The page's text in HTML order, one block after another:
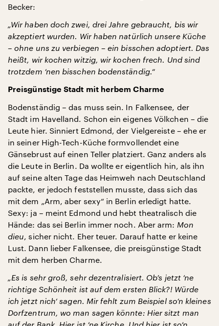
Becker:
„Wir haben doch zwei, drei Jahre gebraucht, bis wir
akzeptiert wurden. Wir haben natürlich unsere Küche
– ohne uns zu verbiegen – ein bisschen adoptiert. Das
heißt, wir kochen witzig, wir kochen frech. Und sind
trotzdem ‘nen bisschen bodenständig.“
Preisgünstige Stadt mit herbem Charme
Bodenständig – das muss sein. In Falkensee, der
Stadt im Havelland. Schon ein eigenes Völkchen – die
Leute hier. Sinniert Edmond, der Vielgereiste – ehe er
in seiner High-Tech-Küche formvollendet eine
Gänsebrust auf einen Teller platziert. Ganz anders als
die Leute in Berlin. Da wollte er eigentlich hin, als ihn
auf seine alten Tage das Heimweh nach Deutschland
packte, er jedoch feststellen musste, dass sich das
mit dem „Arm, aber sexy“ in Berlin erledigt hatte.
Sexy: ja – meint Edmond und hebt theatralisch die
Hände: das sei Berlin immer noch. Aber arm: Mon
dieu, sicher nicht. Eher teuer. Darauf hatte er keine
Lust. Dann lieber Falkensee, die preisgünstige Stadt
mit dem herben Charme.
„Es is sehr groß, sehr dezentralisiert. Ob’s jetzt ‘ne
richtige Schönheit ist auf dem ersten Blick?! Würde
ich jetzt nich‘ sagen. Mir fehlt zum Beispiel so‘n kleines
Dorfzentrum, wo man sagen könnte: Hier sitzt man